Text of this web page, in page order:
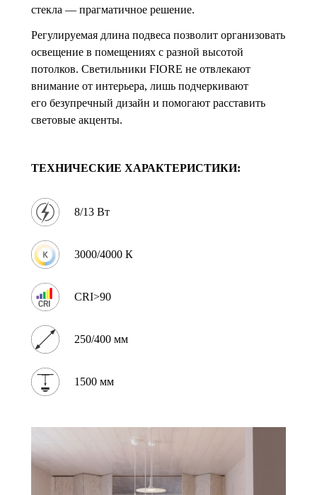
стекла — прагматичное решение.
Регулируемая длина подвеса позволит организовать
освещение в помещениях с разной высотой
потолков. Светильники FIORE не отвлекают
внимание от интерьера, лишь подчеркивают
его безупречный дизайн и помогают расставить
световые акценты.
ТЕХНИЧЕСКИЕ ХАРАКТЕРИСТИКИ:
8/13 Вт
3000/4000 К
CRI>90
250/400 мм
1500 мм